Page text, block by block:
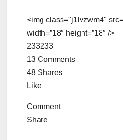
<img class="j1lvzwm4"
width=”18″ height=”18″ />
233233
13 Comments
48 Shares
Like
Comment
Share